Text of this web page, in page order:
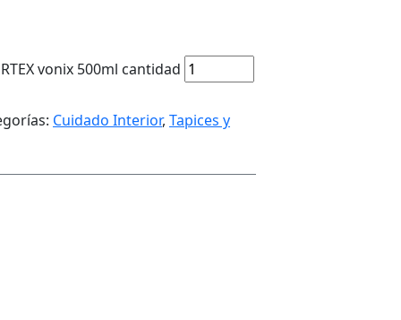
vonix 500ml cantidad
Cuidado Interior, Tapices y